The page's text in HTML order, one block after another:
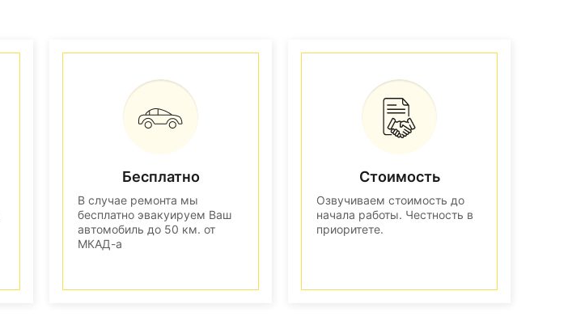
Бесплатно
В случае ремонта мы
бесплатно эвакуируем Ваш
автомобиль до 50 км. от
МКАД-а
Стоимость
Озвучиваем стоимость до
начала работы. Честность в
приоритете.